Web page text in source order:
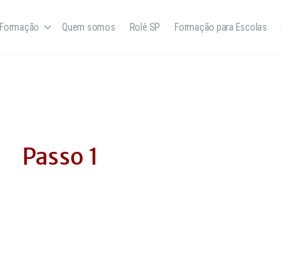
Formação Quem somos Rolê SP Formação para Escolas
Passo 1